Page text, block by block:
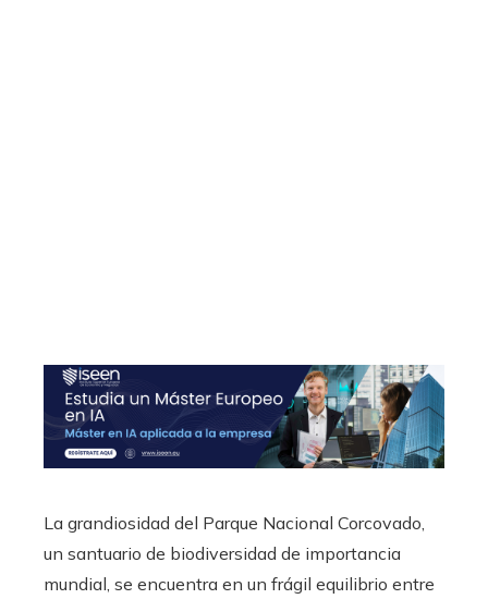
La grandiosidad del Parque Nacional Corcovado,
un santuario de biodiversidad de importancia
mundial, se encuentra en un frágil equilibrio entre